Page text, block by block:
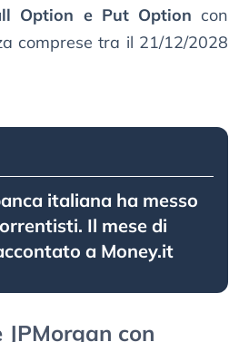
Option e Put Option con
comprese tra il 21/12/2028
italiana ha messo
Il mese di
a Money.it
con